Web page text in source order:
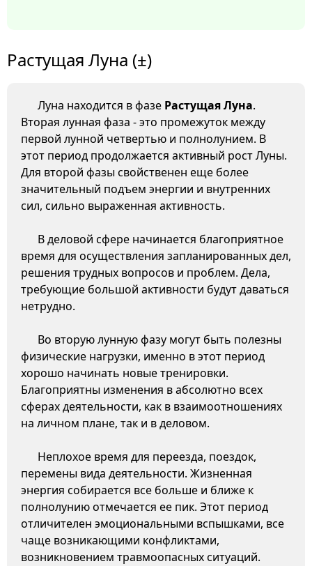
Растущая Луна (±)
Луна находится в фазе Растущая Луна.
Вторая лунная фаза - это промежуток между
первой лунной четвертью и полнолунием. В
этот период продолжается активный рост Луны.
Для второй фазы свойственен еще более
значительный подъем энергии и внутренних
сил, сильно выраженная активность.
В деловой сфере начинается благоприятное
время для осуществления запланированных дел,
решения трудных вопросов и проблем. Дела,
требующие большой активности будут даваться
нетрудно.
Во вторую лунную фазу могут быть полезны
физические нагрузки, именно в этот период
хорошо начинать новые тренировки.
Благоприятны изменения в абсолютно всех
сферах деятельности, как в взаимоотношениях
на личном плане, так и в деловом.
Неплохое время для переезда, поездок,
перемены вида деятельности. Жизненная
энергия собирается все больше и ближе к
полнолунию отмечается ее пик. Этот период
отличителен эмоциональными вспышками, все
чаще возникающими конфликтами,
возникновением травмоопасных ситуаций.